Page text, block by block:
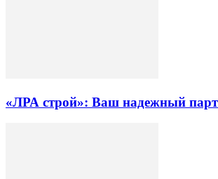
«ЛРА строй»: Ваш надежный